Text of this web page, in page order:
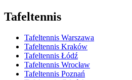
Tafeltennis
Tafeltennis Warszawa
Tafeltennis Kraków
Tafeltennis Łódź
Tafeltennis Wrocław
Tafeltennis Poznań